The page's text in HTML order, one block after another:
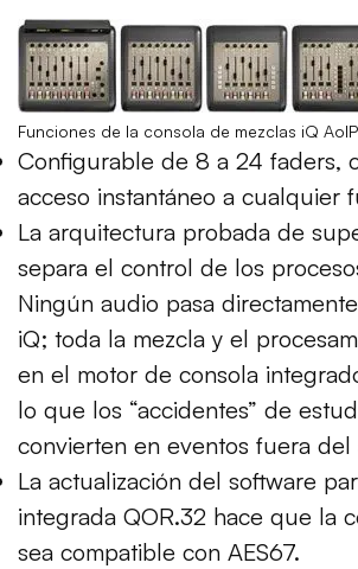
Funciones de la consola de mezclas iQ AoIP
Configurable de 8 a 24 faders,
acceso instantáneo a cualquier
La arquitectura probada de
separa el control de los
Ningún audio pasa
iQ; toda la mezcla y el
en el motor de consola
lo que los “accidentes” de
convierten en eventos fuera del
La actualización del software
integrada QOR.32 hace que la
sea compatible con AES67.